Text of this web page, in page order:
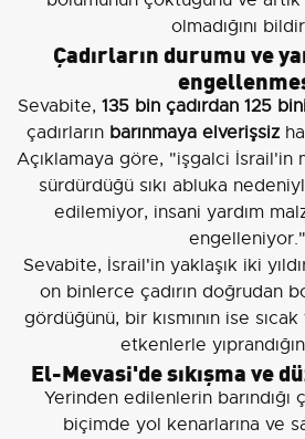
olmadığını
Çadırların durumu ve
Sevabite, 135 bin çadırdan 125
çadırların barınmaya elverişsiz
Açıklamaya göre, "işgalci İsrail'in
sürdürdüğü sıkı abluka
edilemiyor, insani yardım
engelleniyor."
Sevabite, İsrail'in yaklaşık iki
on binlerce çadırın doğrudan
gördüğünü, bir kısmının ise
etkenlerle
El-Mevasi'de sıkışma ve
Yerinden edilenlerin barındığı
biçimde yol kenarlarına ve